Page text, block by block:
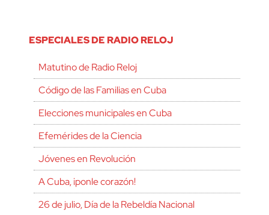
ESPECIALES DE RADIO RELOJ
Matutino de Radio Reloj
Código de las Familias en Cuba
Elecciones municipales en Cuba
Efemérides de la Ciencia
Jóvenes en Revolución
A Cuba, ¡ponle corazón!
26 de julio, Día de la Rebeldía Nacional